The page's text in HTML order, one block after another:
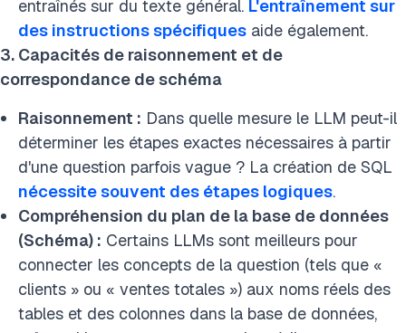
entraînés sur du texte général. L'entraînement sur
des instructions spécifiques aide également.
3. Capacités de raisonnement et de
correspondance de schéma
Raisonnement : Dans quelle mesure le LLM peut-il
déterminer les étapes exactes nécessaires à partir
d'une question parfois vague ? La création de SQL
nécessite souvent des étapes logiques.
Compréhension du plan de la base de données
(Schéma) : Certains LLMs sont meilleurs pour
connecter les concepts de la question (tels que «
clients » ou « ventes totales ») aux noms réels des
tables et des colonnes dans la base de données,